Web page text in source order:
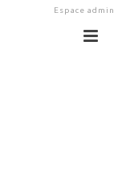
Espace admin